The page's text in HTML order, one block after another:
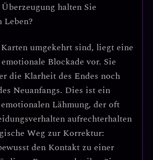
halten Sie
Leben?
umgekehrt sind, liegt eine
Blockade vor. Sie
die Klarheit des Endes noch
Neuanfangs. Dies ist ein
Lähmung, der oft
aufrechterhalten
Weg zur Korrektur:
den Kontakt zu einer